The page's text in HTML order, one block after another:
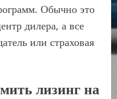
Обычно это
дилера, а все
или страховая
лизинг на